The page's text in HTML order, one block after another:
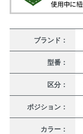
ブランド：
型番：
区分：
ポジション：
カラー：